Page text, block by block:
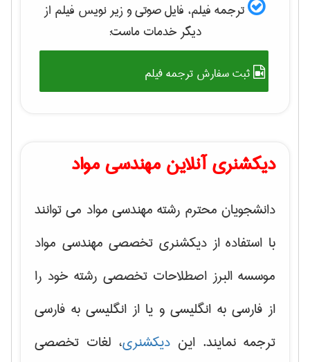
ترجمه فیلم، فایل صوتی و زیر نویس فیلم از
دیگر خدمات ماست:
ثبت سفارش ترجمه فیلم
دیکشنری آنلاین مهندسی مواد
دانشجویان محترم رشته مهندسی مواد می توانند
با استفاده از دیکشنری تخصصی مهندسی مواد
موسسه البرز اصطلاحات تخصصی رشته خود را
از فارسی به انگلیسی و یا از انگلیسی به فارسی
ترجمه نمایند. این دیکشنری، لغات تخصصی